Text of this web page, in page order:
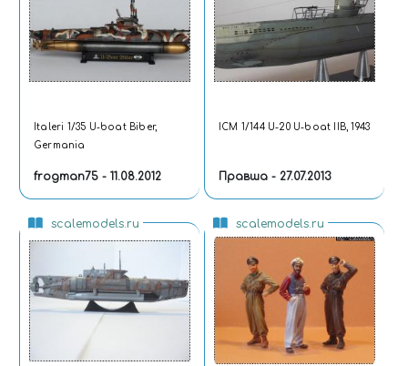
Italeri 1/35 U-boat Biber,
Germania
frogman75 - 11.08.2012
ICM 1/144 U-20 U-boat IIB, 1943
Правша - 27.07.2013
scalemodels.ru scalemodels.ru